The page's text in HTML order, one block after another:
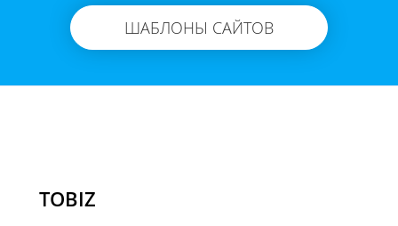
ШАБЛОНЫ САЙТОВ
TOBIZ